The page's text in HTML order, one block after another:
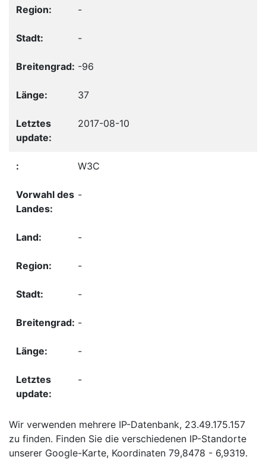
-
-
-96
37
2017-08-10
W3C
-
-
-
-
-
-
-
Wir verwenden mehrere IP-Datenbank, 23.49.175.157
zu finden. Finden Sie die verschiedenen IP-Standorte
unserer Google-Karte, Koordinaten 79,8478 - 6,9319.